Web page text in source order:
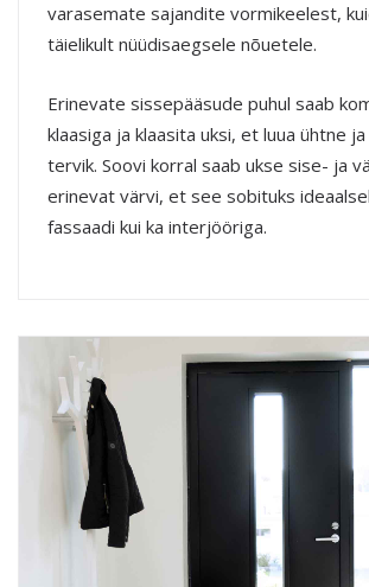
varasemate sajandite vormikeelest,
täielikult nüüdisaegsele nõuetele.
Erinevate sissepääsude puhul saab
klaasiga ja klaasita uksi, et luua ühtne
tervik. Soovi korral saab ukse sise- ja
erinevat värvi, et see sobituks
fassaadi kui ka interjööriga.